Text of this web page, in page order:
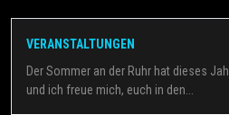
VERANSTALTUNGEN
Der Sommer an der Ruhr hat dieses
und ich freue mich, euch in den...